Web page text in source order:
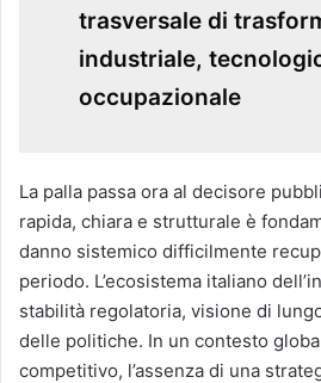
trasversale di
industriale,
occupazionale
La palla passa ora al decisore
rapida, chiara e strutturale è
danno sistemico difficilmente
periodo. L’ecosistema italiano
stabilità regolatoria, visione di
delle politiche. In un contesto
competitivo, l’assenza di una